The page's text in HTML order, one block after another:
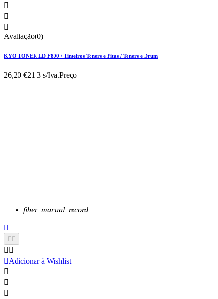



Avaliação(0)
KYO TONER LD F800 / Tinteiros Toners e Fitas / Toners e Drum
26,20 €21.3 s/Iva.Preço
fiber_manual_record

 
 
Adicionar à Wishlist


